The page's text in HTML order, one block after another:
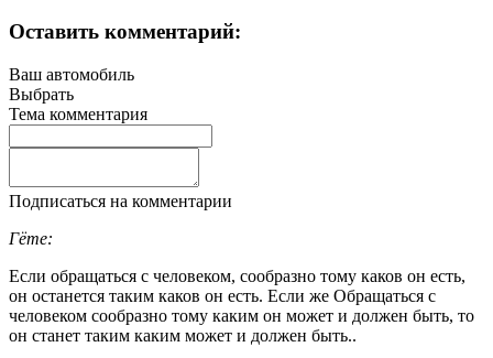
Оставить комментарий:
Ваш автомобиль
Выбрать
Тема комментария
Подписаться на комментарии
Гёте:
Если обращаться с человеком, сообразно тому каков он есть,
он останется таким каков он есть. Если же Обращаться с
человеком сообразно тому каким он может и должен быть, то
он станет таким каким может и должен быть..